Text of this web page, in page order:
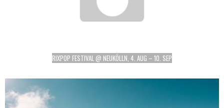
RIXPOP FESTIVAL @ NEUKÖLLN, 4. AUG – 10. SEP